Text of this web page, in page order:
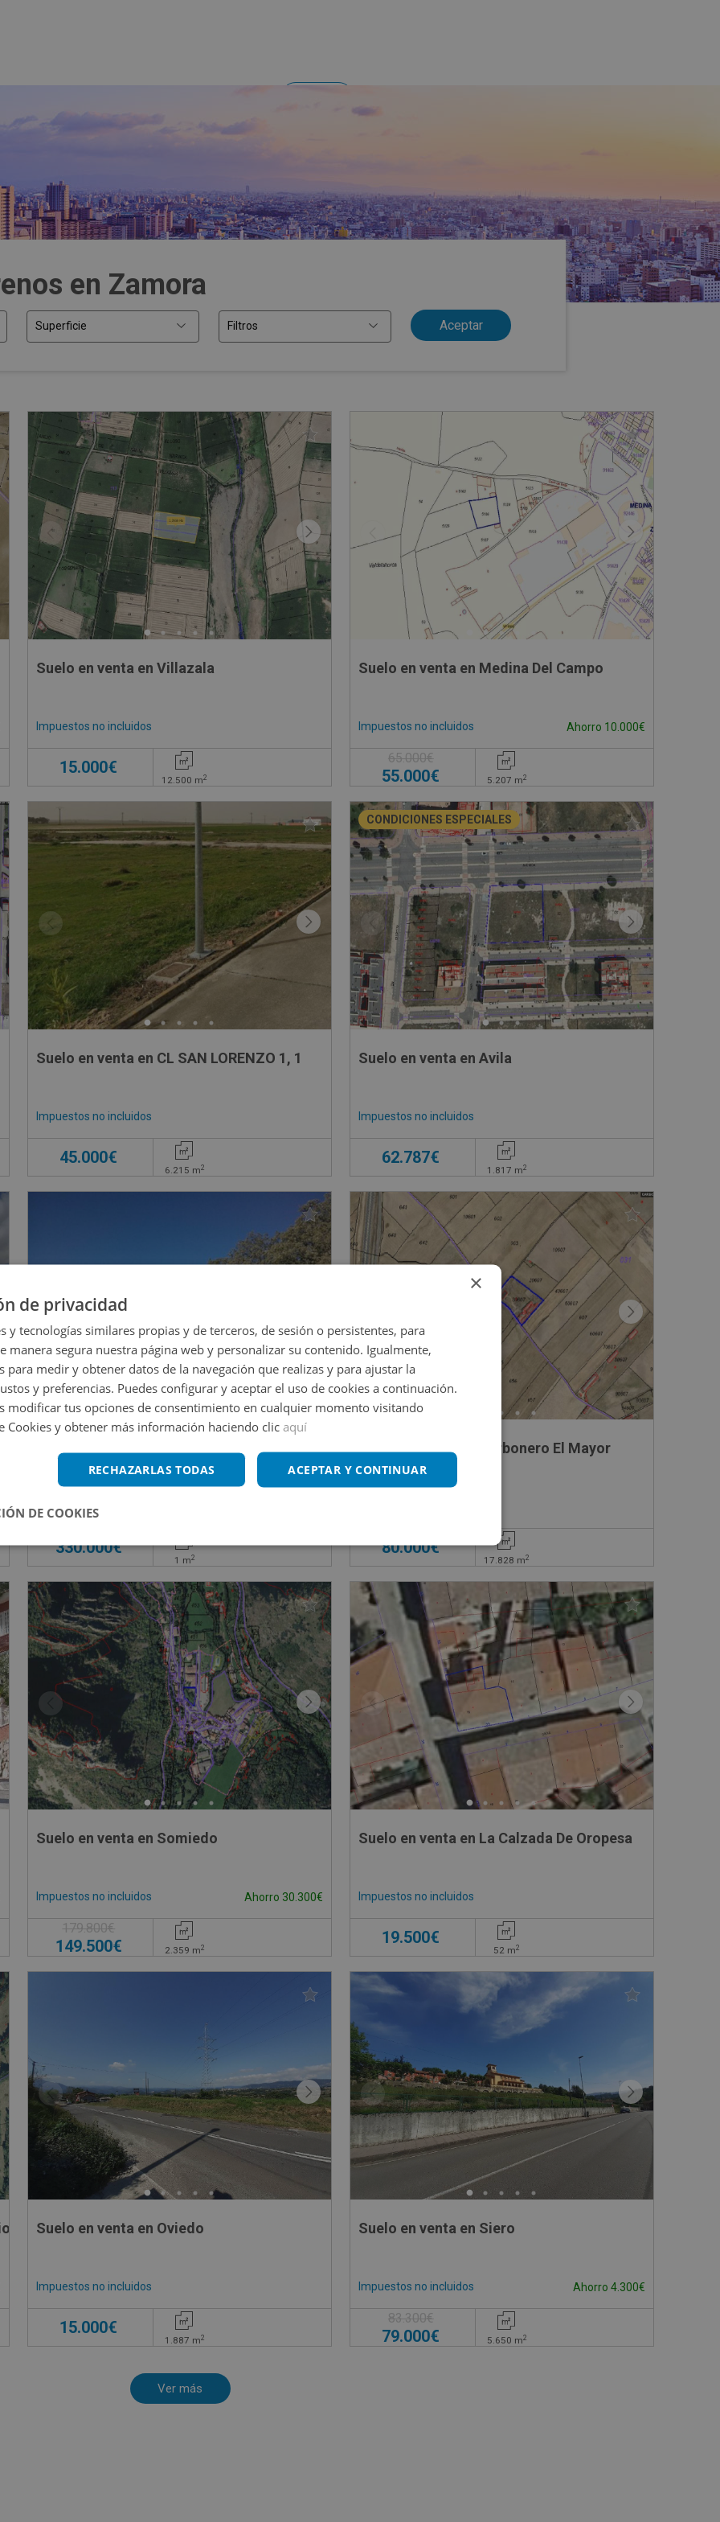
en Zamora
Superficie Filtros
Suelo en venta en Villazala
Impuestos no incluidos
15.000€
12.500 m2
Suelo en venta en Medina Del Campo
Impuestos no incluidos Ahorro 10.000€
65.000€
55.000€ 5.207 m2
Suelo en venta en CL SAN LORENZO 1, 1
Impuestos no incluidos
45.000€
6.215 m2
CONDICIONES ESPECIALES
Suelo en venta en Avila
Impuestos no incluidos
62.787€
1.817 m2
Suelo en venta en PARAJE LANCHA CABRERA, S/N
Impuestos no incluidos
330.000€
1 m2
Suelo en venta en Carbonero El Mayor
80.000€
17.828 m2
Suelo en venta en Somiedo
Impuestos no incluidos Ahorro 30.300€
179.800€
149.500€ 2.359 m2
Suelo en venta en La Calzada De Oropesa
Impuestos no incluidos
19.500€
52 m2
Suelo en venta en Oviedo
Impuestos no incluidos
15.000€
1.887 m2
Suelo en venta en Siero
Impuestos no incluidos Ahorro 4.300€
83.300€
79.000€ 5.650 m2
×
de privacidad
y tecnologías similares propias y de terceros, de sesión o persistentes, para
manera segura nuestra página web y personalizar su contenido. Igualmente,
para medir y obtener datos de la navegación que realizas y para ajustar la
y preferencias. Puedes configurar y aceptar el uso de cookies a continuación.
modificar tus opciones de consentimiento en cualquier momento visitando
Cookies y obtener más información haciendo clic aquí
ACEPTAR Y CONTINUAR
RECHAZARLAS TODAS
DE COOKIES